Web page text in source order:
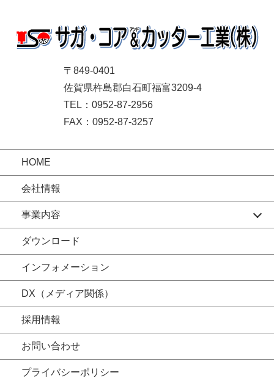
〒849-0401
佐賀県杵島郡白石町福富3209-4
TEL：0952-87-2956
FAX：0952-87-3257
HOME
会社情報
事業内容
ダウンロード
インフォメーション
DX（メディア関係）
採用情報
お問い合わせ
プライバシーポリシー